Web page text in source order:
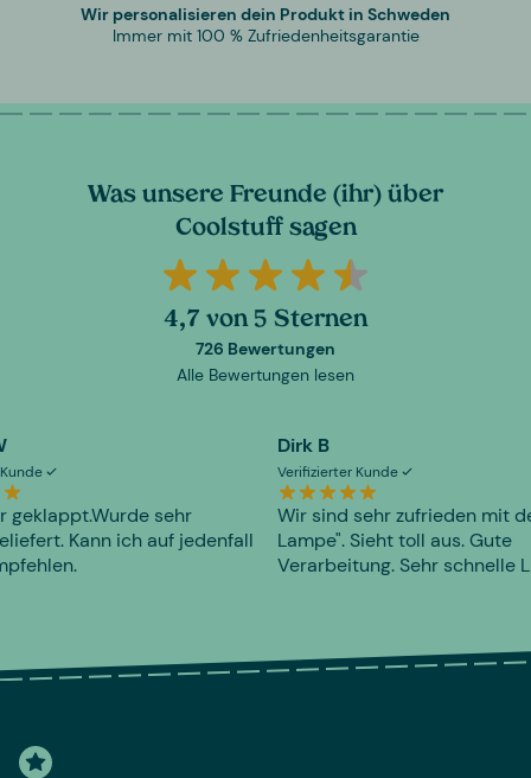
Wir personalisieren dein Produkt in Schweden
Immer mit 100 % Zufriedenheitsgarantie
Was unsere Freunde (ihr) über
Coolstuff sagen
4,7 von 5 Sternen
726 Bewertungen
Alle Bewertungen lesen
geklappt.Wurde sehr
Kann ich auf jedenfall
Dirk B
Verifizierter Kunde
Wir sind sehr zufrieden mit
Lampe". Sieht toll aus. Gute
Verarbeitung. Sehr schnelle